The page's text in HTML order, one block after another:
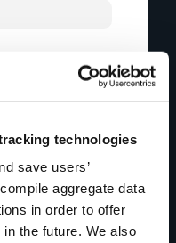
technologies
save users’
aggregate data
in order to offer
the future. We also
- research
webinars,
change your
at any time.